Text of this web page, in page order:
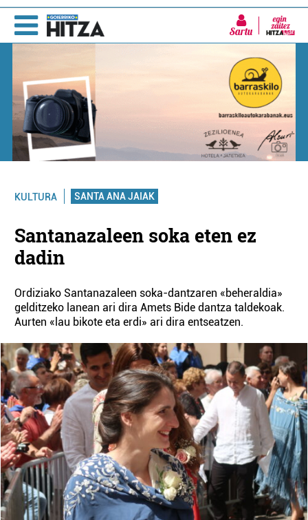
Sartu
KULTURA SANTA ANA JAIAK
Santanazaleen soka eten ez
dadin
Ordiziako Santanazaleen soka-dantzaren «beheraldia»
gelditzeko lanean ari dira Amets Bide dantza taldekoak.
Aurten «lau bikote eta erdi» ari dira entseatzen.